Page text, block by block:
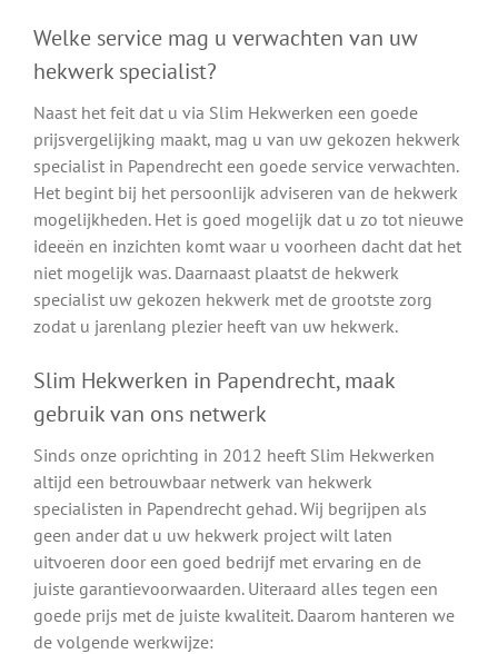
Welke service mag u verwachten van uw
hekwerk specialist?
Naast het feit dat u via Slim Hekwerken een goede
prijsvergelijking maakt, mag u van uw gekozen hekwerk
specialist in Papendrecht een goede service verwachten.
Het begint bij het persoonlijk adviseren van de hekwerk
mogelijkheden. Het is goed mogelijk dat u zo tot nieuwe
ideeën en inzichten komt waar u voorheen dacht dat het
niet mogelijk was. Daarnaast plaatst de hekwerk
specialist uw gekozen hekwerk met de grootste zorg
zodat u jarenlang plezier heeft van uw hekwerk.
Slim Hekwerken in Papendrecht, maak
gebruik van ons netwerk
Sinds onze oprichting in 2012 heeft Slim Hekwerken
altijd een betrouwbaar netwerk van hekwerk
specialisten in Papendrecht gehad. Wij begrijpen als
geen ander dat u uw hekwerk project wilt laten
uitvoeren door een goed bedrijf met ervaring en de
juiste garantievoorwaarden. Uiteraard alles tegen een
goede prijs met de juiste kwaliteit. Daarom hanteren we
de volgende werkwijze: